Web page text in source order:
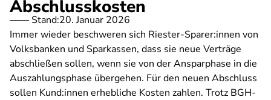
Abschlusskosten
Stand:20. Januar 2026
Immer wieder beschweren sich Riester-Sparer:innen von
Volksbanken und Sparkassen, dass sie neue Verträge
abschließen sollen, wenn sie von der Ansparphase in die
Auszahlungsphase übergehen. Für den neuen Abschluss
sollen Kund:innen erhebliche Kosten zahlen. Trotz BGH-